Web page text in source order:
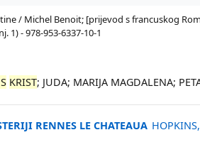
/ Michel Benoit; [prijevod s francuskog
1) - 978-953-6337-10-1
KRIST; JUDA; MARIJA MAGDALENA;
RENNES LE CHATEAUA